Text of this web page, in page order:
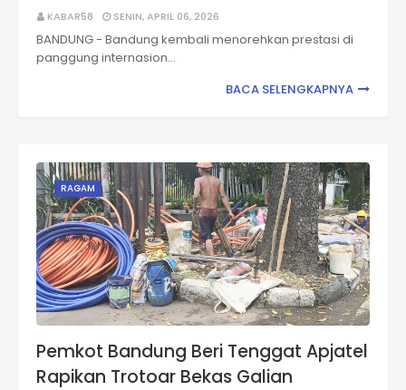
KABAR58 SENIN, APRIL 06, 2026
BANDUNG - Bandung kembali menorehkan prestasi di
panggung internasion…
BACA SELENGKAPNYA
RAGAM
Pemkot Bandung Beri Tenggat Apjatel
Rapikan Trotoar Bekas Galian